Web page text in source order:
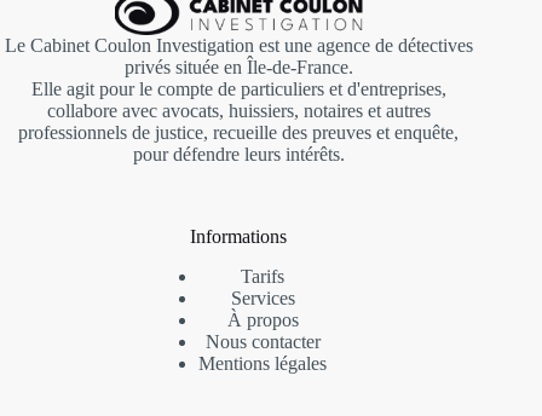
Le Cabinet Coulon Investigation est une agence de détectives
privés située en Île-de-France.
Elle agit pour le compte de particuliers et d'entreprises,
collabore avec avocats, huissiers, notaires et autres
professionnels de justice, recueille des preuves et enquête,
pour défendre leurs intérêts.
Informations
Tarifs
Services
À propos
Nous contacter
Mentionslégales